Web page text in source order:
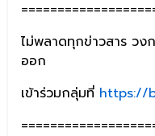
ไม่พลาดทุกข่าวสาร วง
ออก
เข้าร่วมกลุ่มที่ https://